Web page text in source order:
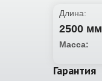
Длина:
2500 мм
Масса:
Гарантия